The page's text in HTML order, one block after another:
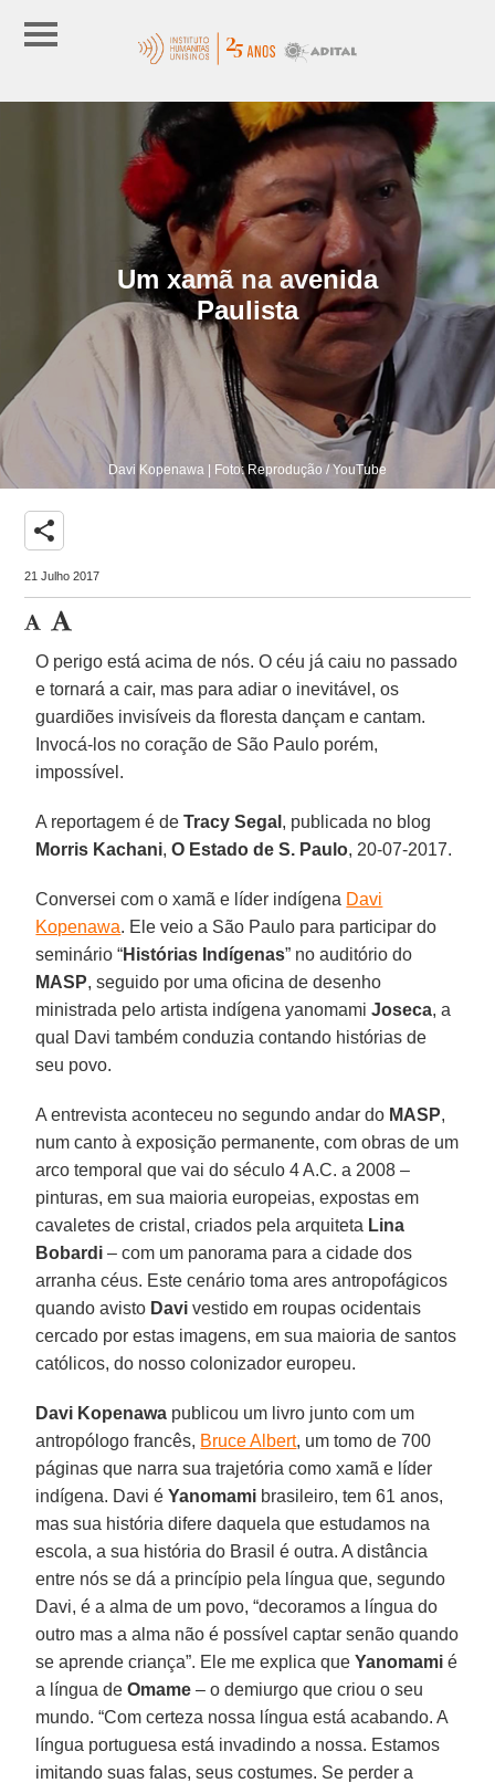
Um xamã na avenida
Paulista
Davi Kopenawa | Foto: Reprodução / YouTube
share
21 Julho 2017
O perigo está acima de nós. O céu já caiu no passado
e tornará a cair, mas para adiar o inevitável, os
guardiões invisíveis da floresta dançam e cantam.
Invocá-los no coração de São Paulo porém,
impossível.
A reportagem é deTracy Segal , publicada no blog
Morris Kachani,O Estado de S. Paulo, 20-07-2017.
Conversei com o xamã e líder indígena Davi
Kopenawa. Ele veio a São Paulo para participar do
seminário “Histórias Indígenas” no auditório do
MASP, seguido por uma oficina de desenho
ministrada pelo artista indígena yanomamiJoseca, a
qual Davi também conduzia contando histórias de
seu povo.
A entrevista aconteceu no segundo andar do MASP,
num canto à exposição permanente, com obras de um
arco temporal que vai do século 4 A.C. a 2008 –
pinturas, em sua maioria europeias, expostas em
cavaletes de cristal, criados pela arquiteta Lina
Bobardi – com um panorama para a cidade dos
arranha céus. Este cenário toma ares antropofágicos
quando avisto Davi vestido em roupas ocidentais
cercado por estas imagens, em sua maioria de santos
católicos, do nosso colonizador europeu.
Davi Kopenawa publicou um livro junto com um
antropólogo francês, Bruce Albert, um tomo de 700
páginas que narra sua trajetória como xamã e líder
indígena. Davi éYanomami brasileiro, tem 61 anos,
mas sua história difere daquela que estudamos na
escola, a sua história do Brasil é outra. A distância
entre nós se dá a princípio pela língua que, segundo
Davi, é a alma de um povo, “decoramos a língua do
outro mas a alma não é possível captar senão quando
se aprende criança”. Ele me explica queYanomami é
a língua deOmame – o demiurgo que criou o seu
mundo. “Com certeza nossa língua está acabando. A
língua portuguesa está invadindo a nossa. Estamos
imitando suas falas, seus costumes. Se perder a